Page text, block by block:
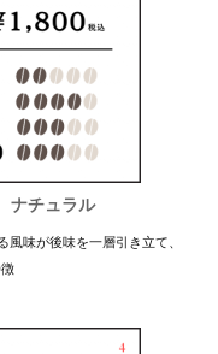
ナチュラル
味が後味を一層引き立て、